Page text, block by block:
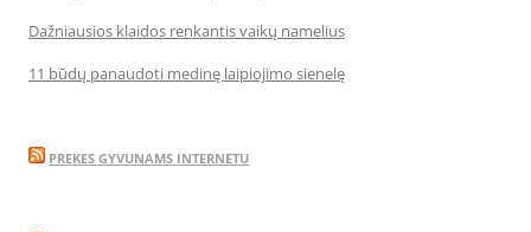
Dažniausios klaidos renkantis vaikų namelius
11 būdų panaudoti medinę laipiojimo sienelę
PREKES GYVUNAMS INTERNETU